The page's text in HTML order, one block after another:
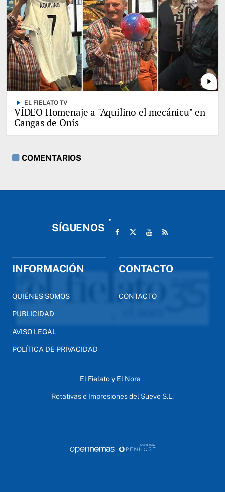
play_arrow
play_arrow EL FIELATO TV
VÍDEO Homenaje a "Aquilino el mecánicu" en
Cangas de Onís
COMENTARIOS
SÍGUENOS
INFORMACIÓN
QUIÉNES SOMOS
PUBLICIDAD
AVISO LEGAL
POLÍTICA DE PRIVACIDAD
CONTACTO
CONTACTO
El Fielato y El Nora
Rotativas e Impresiones del Sueve S.L.